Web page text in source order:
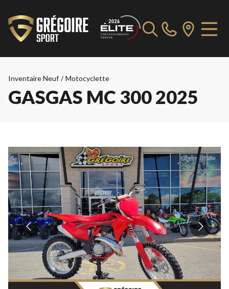
Inventaire Neuf / Motocyclette
GASGAS MC 300 2025